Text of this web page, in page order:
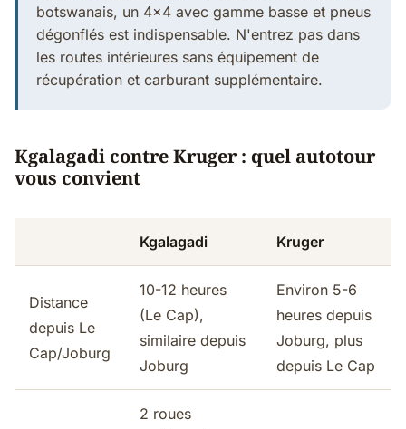
botswanais, un 4×4 avec gamme basse et pneus
dégonflés est indispensable. N'entrez pas dans
les routes intérieures sans équipement de
récupération et carburant supplémentaire.
Kgalagadi contre Kruger : quel autotour
vous convient
Kgalagadi Kruger
Distance
depuis Le
Cap/Joburg
10-12 heures
(Le Cap),
similaire depuis
Joburg
Environ 5-6
heures depuis
Joburg, plus
depuis Le Cap
2 roues